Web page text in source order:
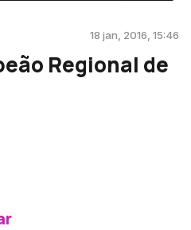
18 jan, 2016, 15:46
Regional de